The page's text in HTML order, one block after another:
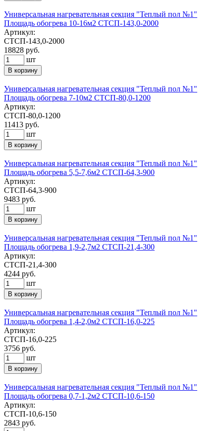
Универсальная нагревательная секция "Теплый пол №1"
Площадь обогрева 10-16м2 СТСП-143,0-2000
Артикул:
СТСП-143,0-2000
18828 руб.
шт
В корзину
Универсальная нагревательная секция "Теплый пол №1"
Площадь обогрева 7-10м2 СТСП-80,0-1200
Артикул:
СТСП-80,0-1200
11413 руб.
шт
В корзину
Универсальная нагревательная секция "Теплый пол №1"
Площадь обогрева 5,5-7,6м2 СТСП-64,3-900
Артикул:
СТСП-64,3-900
9483 руб.
шт
В корзину
Универсальная нагревательная секция "Теплый пол №1"
Площадь обогрева 1,9-2,7м2 СТСП-21,4-300
Артикул:
СТСП-21,4-300
4244 руб.
шт
В корзину
Универсальная нагревательная секция "Теплый пол №1"
Площадь обогрева 1,4-2,0м2 СТСП-16,0-225
Артикул:
СТСП-16,0-225
3756 руб.
шт
В корзину
Универсальная нагревательная секция "Теплый пол №1"
Площадь обогрева 0,7-1,2м2 СТСП-10,6-150
Артикул:
СТСП-10,6-150
2843 руб.